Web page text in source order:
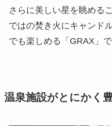
さらに美しい星を眺める
ではの焚き火にキャンド
でも楽しめる「GRAX」で
温泉施設がとにかく豊